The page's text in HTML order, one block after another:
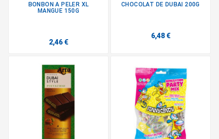
BONBON A PELER XL
MANGUE 150G
2,46 €
CHOCOLAT DE DUBAI 200G
6,48 €